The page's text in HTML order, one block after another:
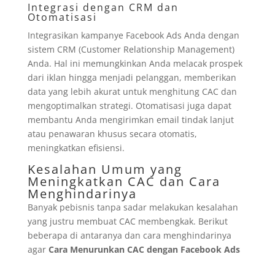
Integrasi dengan CRM dan
Otomatisasi
Integrasikan kampanye Facebook Ads Anda dengan
sistem CRM (Customer Relationship Management)
Anda. Hal ini memungkinkan Anda melacak prospek
dari iklan hingga menjadi pelanggan, memberikan
data yang lebih akurat untuk menghitung CAC dan
mengoptimalkan strategi. Otomatisasi juga dapat
membantu Anda mengirimkan email tindak lanjut
atau penawaran khusus secara otomatis,
meningkatkan efisiensi.
Kesalahan Umum yang
Meningkatkan CAC dan Cara
Menghindarinya
Banyak pebisnis tanpa sadar melakukan kesalahan
yang justru membuat CAC membengkak. Berikut
beberapa di antaranya dan cara menghindarinya
agar Cara Menurunkan CAC dengan Facebook Ads